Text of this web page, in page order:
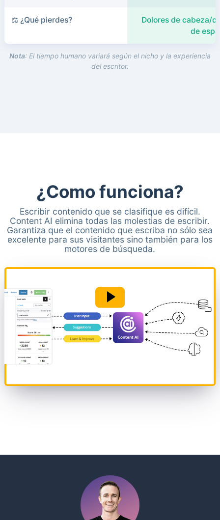
⚖️ ¿Qué pierdes?
Dolores de cabeza/
de
Nota: El tiempo humano variará según el nicho y la experiencia
del escritor.
¿Como funciona?
Escribir contenido que se clasifique es difícil.
Content AI elimina todas las molestias de escribir.
Garantiza que el contenido que escriba no sólo sea
excelente para sus visitantes sino también para los
motores de búsqueda.